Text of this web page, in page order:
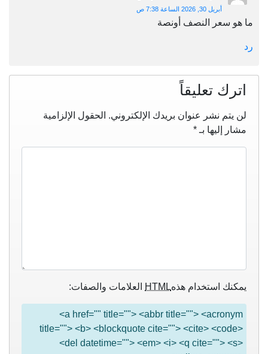
أبريل 30, 2026 الساعة 7:38 ص
ما هو سعر النصف أونصة
رد
اترك تعليقاً
لن يتم نشر عنوان بريدك الإلكتروني. الحقول الإلزامية
مشار إليها بـ *
يمكنك استخدام هذهHTML العلامات والصفات:
<a href="" title=""> <abbr title=""> <acronym
title=""> <b> <blockquote cite=""> <cite> <code>
<del datetime=""> <em> <i> <q cite=""> <s>